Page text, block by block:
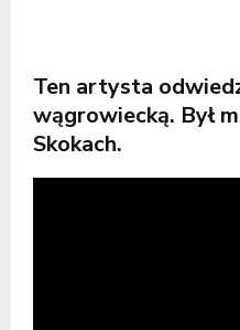
Ten artysta
wągrowiecką. Był
Skokach.